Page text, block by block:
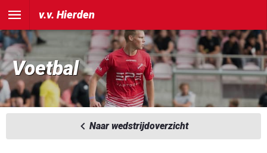
v.v. Hierden
Voetbal
Naar wedstrijdoverzicht